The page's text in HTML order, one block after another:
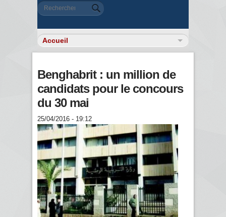
Formulaire de recherche
Rechercher
Benghabrit : un million de
candidats pour le concours
du 30 mai
25/04/2016 - 19:12